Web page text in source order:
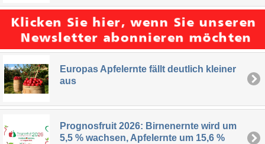
Europas Apfelernte fällt deutlich kleiner
aus
Prognosfruit 2026: Birnenernte wird um
5,5 % wachsen, Apfelernte um 15,6 %